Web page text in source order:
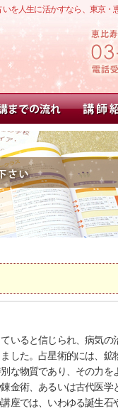
いを人生に活かすなら、東京
いると信じられ、病気の
した。占星術的には、鉱
な物質であり、その力を
金術、あるいは古代医学
座では、いわゆる誕生石